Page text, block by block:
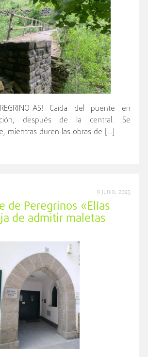
AS! Caída del puente en
después de la central. Se
mientras duren las obras de […]
9 junio, 2023
de Peregrinos «Elías
de admitir maletas